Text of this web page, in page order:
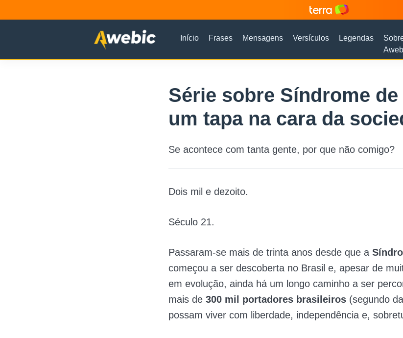
Início Frases Mensagens Versículos Legendas
Série sobre Síndrome de
um tapa na cara da
Se acontece com tanta gente, por que não comigo?
Dois mil e dezoito.
Século 21.
Passaram-se mais de trinta anos desde que a
começou a ser descoberta no Brasil e, apesar de
em evolução, ainda há um longo caminho a ser
mais de 300 mil portadores brasileiros (segundo
possam viver com liberdade, independência e,